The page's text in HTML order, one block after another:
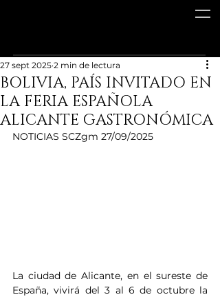
BOLIVIA, PAÍS INVITADO EN
LA FERIA ESPAÑOLA
ALICANTE GASTRONÓMICA
27 sept 2025 2 min de lectura
NOTICIAS SCZgm 27/09/2025
La ciudad de Alicante, en el sureste de
España, vivirá del 3 al 6 de octubre la